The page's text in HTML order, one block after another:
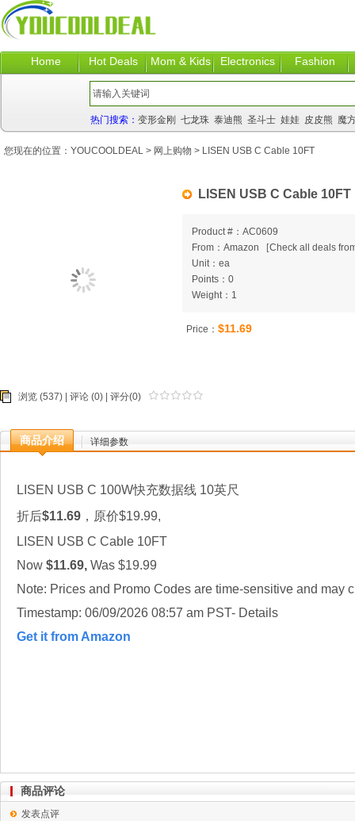
Home Hot Deals Mom & Kids Electronics Fashion
热门搜索： 变形金刚 七龙珠 泰迪熊 圣斗士 娃娃 皮皮熊 魔
LISEN USB C Cable 10FT
Product #：AC0609
From：Amazon
[Check all deals
Unit：ea
Points：0
Weight：1
Price： $11.69
浏览 (537) | 评论 (0) | 评分(0)
商品介绍 详细参数
LISEN USB C 100W快充数据线 10英尺
折后$11.69 ，原价$19.99,
LISEN USB C Cable 10FT
Now $11.69, Was $19.99
Note: Prices and Promo Codes are time-sensitive and may
Timestamp: 06/09/2026 08:57 am PST- Details
Get it from Amazon
您现在的位置： YOUCOOLDEAL > 网上购物 > LISEN USB C Cable 10FT
商品评论
发表点评